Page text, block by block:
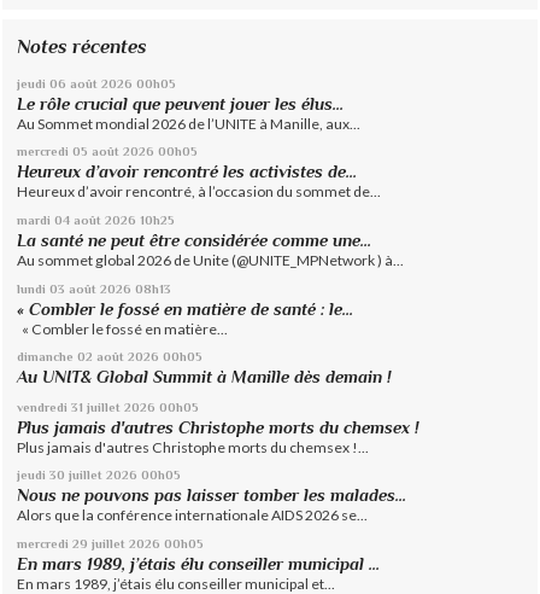
Notes récentes
jeudi 06 août 2026 00h05
Le rôle crucial que peuvent jouer les élus...
Au Sommet mondial 2026 de l’UNITE à Manille, aux...
mercredi 05 août 2026 00h05
Heureux d’avoir rencontré les activistes de...
Heureux d’avoir rencontré, à l’occasion du sommet de...
mardi 04 août 2026 10h25
La santé ne peut être considérée comme une...
Au sommet global 2026 de Unite (@UNITE_MPNetwork ) à...
lundi 03 août 2026 08h13
« Combler le fossé en matière de santé : le...
« Combler le fossé en matière...
dimanche 02 août 2026 00h05
Au UNIT& Global Summit à Manille dès demain !
vendredi 31 juillet 2026 00h05
Plus jamais d'autres Christophe morts du chemsex !
Plus jamais d'autres Christophe morts du chemsex !...
jeudi 30 juillet 2026 00h05
Nous ne pouvons pas laisser tomber les malades...
Alors que la conférence internationale AIDS 2026 se...
mercredi 29 juillet 2026 00h05
En mars 1989, j’étais élu conseiller municipal ...
En mars 1989, j’étais élu conseiller municipal et...